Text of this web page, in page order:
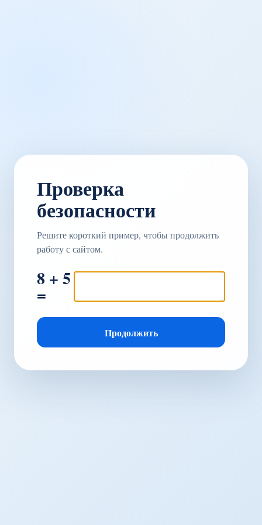
Проверка
безопасности
Решите короткий пример, чтобы продолжить
работу с сайтом.
8 + 5
=
Продолжить